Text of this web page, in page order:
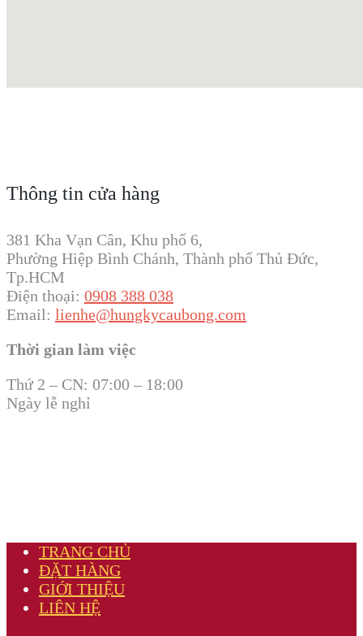
Thông tin cửa hàng
381 Kha Vạn Cân, Khu phố 6,
Phường Hiệp Bình Chánh, Thành phố Thủ Đức,
Tp.HCM
Điện thoại: 0908 388 038
Email: lienhe@hungkycaubong.com
Thời gian làm việc
Thứ 2 – CN: 07:00 – 18:00
Ngày lễ nghỉ
TRANG CHỦ
ĐẶT HÀNG
GIỚI THIỆU
LIÊN HỆ